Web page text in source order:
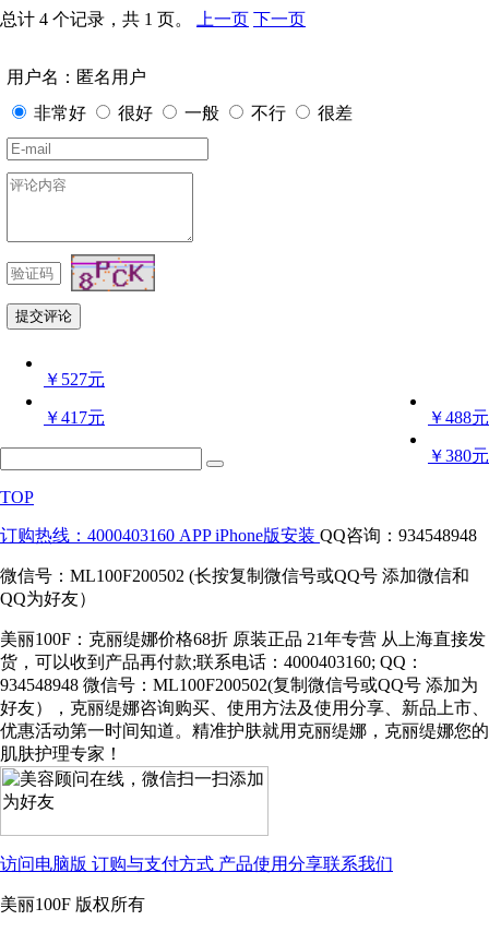
总计 4 个记录，共 1 页。 上一页 下一页
用户名：匿名用户
非常好
很好 一般 不行 很差
￥527元
￥488元
￥417元
￥380元
TOP
订购热线：4000403160 APP iPhone版安装 QQ咨询：934548948
微信号：ML100F200502 (长按复制微信号或QQ号 添加微信和
QQ为好友）
美丽100F：克丽缇娜价格68折 原装正品 21年专营 从上海直接发
货，可以收到产品再付款;联系电话：4000403160; QQ：
934548948 微信号：ML100F200502(复制微信号或QQ号 添加为
好友），克丽缇娜咨询购买、使用方法及使用分享、新品上市、
优惠活动第一时间知道。精准护肤就用克丽缇娜，克丽缇娜您的
肌肤护理专家！
访问电脑版 订购与支付方式 产品使用分享联系我们
美丽100F 版权所有